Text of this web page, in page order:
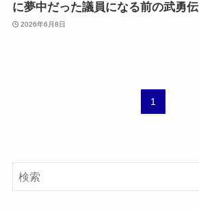
に夢中だった議員になる前の武勇伝
2026年6月8日
1